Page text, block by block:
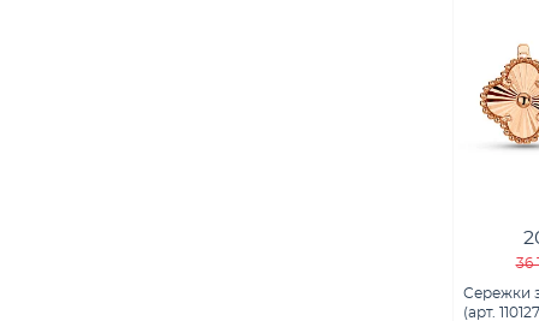
36
Сережки
(арт.